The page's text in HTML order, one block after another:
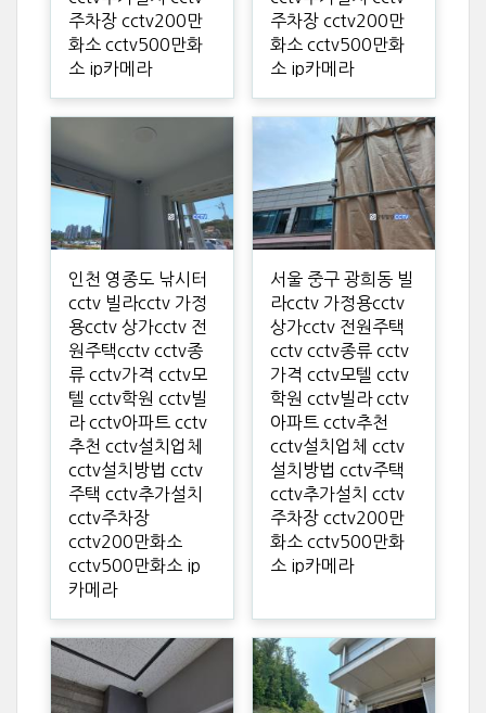
주차장 cctv200만
화소 cctv500만화
소 ip카메라
주차장 cctv200만
화소 cctv500만화
소 ip카메라
인천 영종도 낚시터
cctv 빌라cctv 가정
용cctv 상가cctv 전
원주택cctv cctv종
류 cctv가격 cctv모
텔 cctv학원 cctv빌
라 cctv아파트 cctv
추천 cctv설치업체
cctv설치방법 cctv
주택 cctv추가설치
cctv주차장
cctv200만화소
cctv500만화소 ip
카메라
서울 중구 광희동 빌
라cctv 가정용cctv
상가cctv 전원주택
cctv cctv종류 cctv
가격 cctv모텔 cctv
학원 cctv빌라 cctv
아파트 cctv추천
cctv설치업체 cctv
설치방법 cctv주택
cctv추가설치 cctv
주차장 cctv200만
화소 cctv500만화
소 ip카메라